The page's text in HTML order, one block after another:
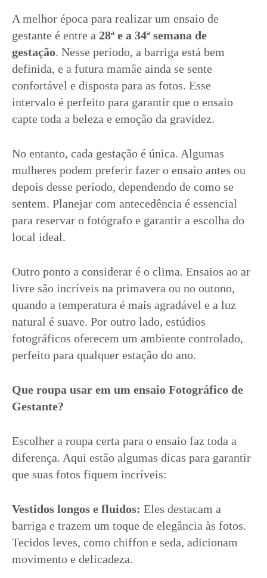
A melhor época para realizar um ensaio de
gestante é entre a 28ª e a 34ª semana de
gestação. Nesse período, a barriga está bem
definida, e a futura mamãe ainda se sente
confortável e disposta para as fotos. Esse
intervalo é perfeito para garantir que o ensaio
capte toda a beleza e emoção da gravidez.
No entanto, cada gestação é única. Algumas
mulheres podem preferir fazer o ensaio antes ou
depois desse período, dependendo de como se
sentem. Planejar com antecedência é essencial
para reservar o fotógrafo e garantir a escolha do
local ideal.
Outro ponto a considerar é o clima. Ensaios ao ar
livre são incríveis na primavera ou no outono,
quando a temperatura é mais agradável e a luz
natural é suave. Por outro lado, estúdios
fotográficos oferecem um ambiente controlado,
perfeito para qualquer estação do ano.
Que roupa usar em um ensaio Fotográfico de
Gestante?
Escolher a roupa certa para o ensaio faz toda a
diferença. Aqui estão algumas dicas para garantir
que suas fotos fiquem incríveis:
Vestidos longos e fluidos: Eles destacam a
barriga e trazem um toque de elegância às fotos.
Tecidos leves, como chiffon e seda, adicionam
movimento e delicadeza.